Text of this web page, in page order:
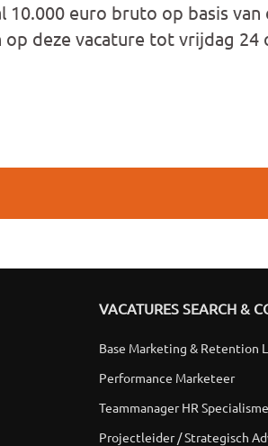
10.000 euro bruto op basis
deze vacature tot vrijdag 24
VACATURES SEARCH &
Base Marketing & Retention
Performance Marketeer
Teammanager HR
Projectleider / Strategisch